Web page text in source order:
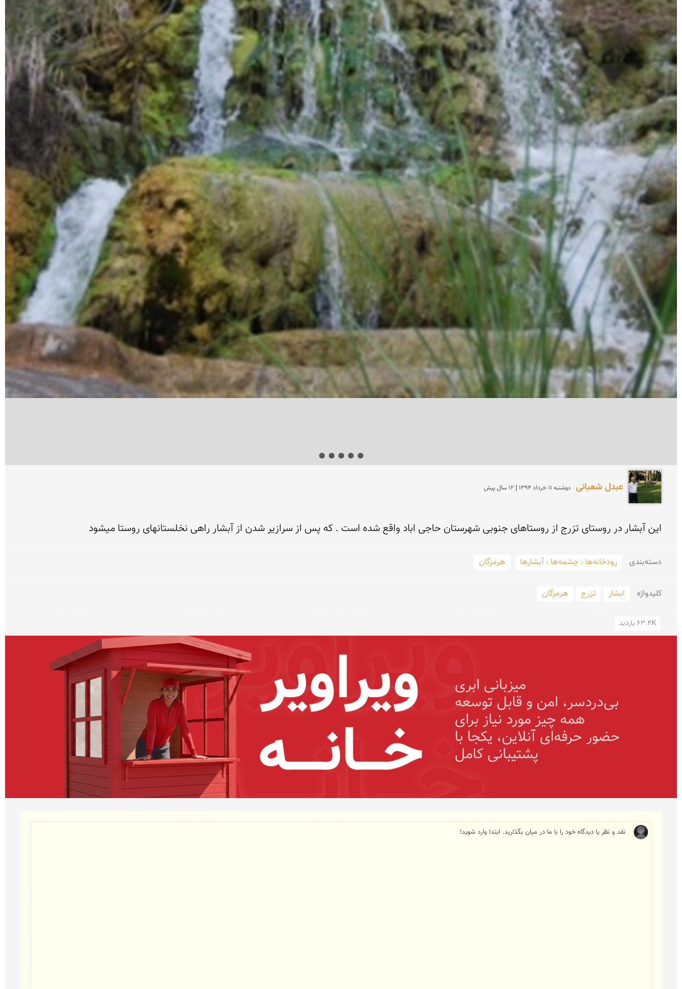
عبدل شعبانی دوشنبه 11 خرداد 1394 | 12 سال پیش
این آبشار در روستای تزرج از روستاهای جنوبی شهرستان حاجی اباد واقع شده است . که پس از سرازیر شدن از آبشار راهی نخلستانهای روستا میشود
دسته‌بندی رودخانه‌ها ، چشمه‌ها ، آبشارها هرمزگان
کلید‌واژه ابشار تزرج هرمزگان
63.4K بازدید